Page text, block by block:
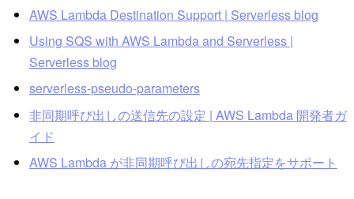
AWS Lambda Destination Support | Serverless blog
Using SQS with AWS Lambda and Serverless |
Serverless blog
serverless-pseudo-parameters
非同期呼び出しの送信先の設定 | AWS Lambda 開発者ガ
イド
AWS Lambda が非同期呼び出しの宛先指定をサポート